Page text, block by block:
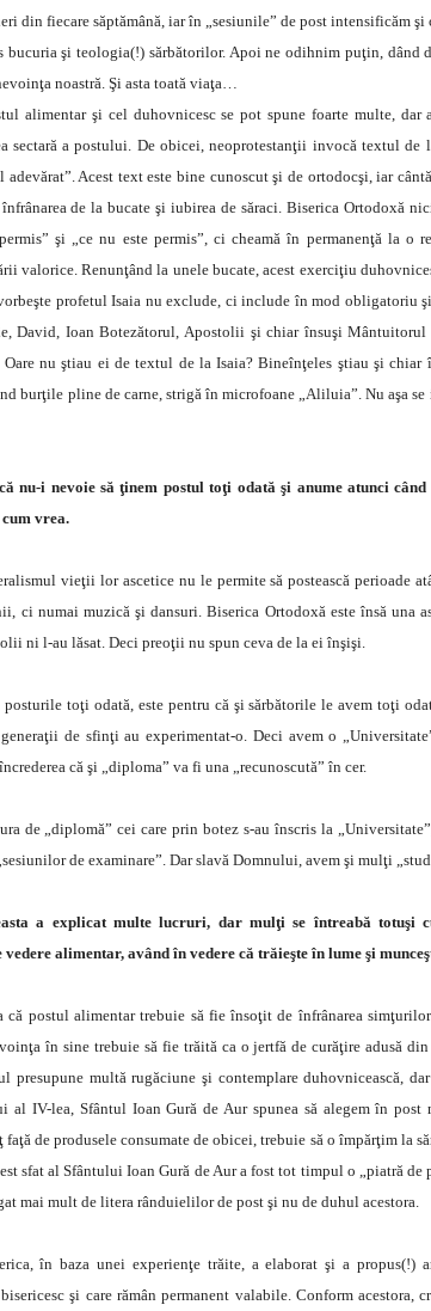
din fiecare săptămână, iar în „sesiunile” de post intensificăm
bucuria şi teologia(!) sărbătorilor. Apoi ne odihnim puţin, dând
noastră. Şi asta toată viaţa…
alimentar şi cel duhovnicesc se pot spune foarte multe, dar
sectară a postului. De obicei, neoprotestanţii invocă textul
adevărat”. Acest text este bine cunoscut şi de ortodocşi, iar
de la bucate şi iubirea de săraci. Biserica Ortodoxă
şi „ce nu este permis”, ci cheamă în permanenţă la o
valorice. Renunţând la unele bucate, acest exerciţiu
profetul Isaia nu exclude, ci include în mod obligatoriu
David, Ioan Botezătorul, Apostolii şi chiar însuşi
Oare nu ştiau ei de textul de la Isaia? Bineînţeles ştiau şi
burţile pline de carne, strigă în microfoane „Aliluia”. Nu aşa
nu-i nevoie să ţinem postul toţi odată şi anume atunci
vrea.
vieţii lor ascetice nu le permite să postească perioade
ci numai muzică şi dansuri. Biserica Ortodoxă este însă una
ni l-au lăsat. Deci preoţii nu spun ceva de la ei înşişi.
toţi odată, este pentru că şi sărbătorile le avem toţi
de sfinţi au experimentat-o. Deci avem o
că şi „diploma” va fi una „recunoscută” în cer.
de „diplomă” cei care prin botez s-au înscris la
de examinare”. Dar slavă Domnului, avem şi mulţi
a explicat multe lucruri, dar mulţi se întreabă totuşi
alimentar, având în vedere că trăieşte în lume şi
că postul alimentar trebuie să fie însoţit de înfrânarea
în sine trebuie să fie trăită ca o jertfă de curăţire adusă
presupune multă rugăciune şi contemplare duhovnicească,
al IV-lea, Sfântul Ioan Gură de Aur spunea să alegem în
faţă de produsele consumate de obicei, trebuie să o împărţim la
sfat al Sfântului Ioan Gură de Aur a fost tot timpul o „piatră de
mai mult de litera rânduielilor de post şi nu de duhul acestora.
în baza unei experienţe trăite, a elaborat şi a propus(!)
şi care rămân permanent valabile. Conform acestora,